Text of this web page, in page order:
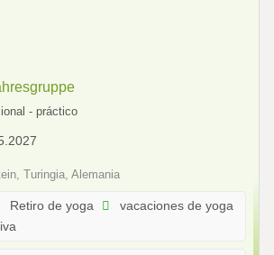
- práctico
Turingia, Alemania
Retiro de yoga
vacaciones de yoga